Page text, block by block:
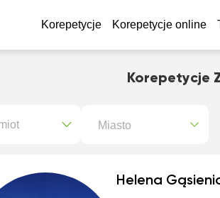
Korepetycje Korepetycje online
Korepetycje
Miasto
Helena